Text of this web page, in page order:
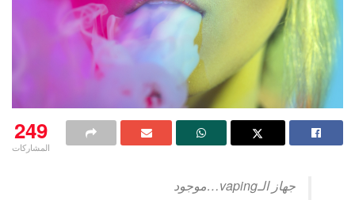
249
المشاركات
جهاز الـvaping…موجود